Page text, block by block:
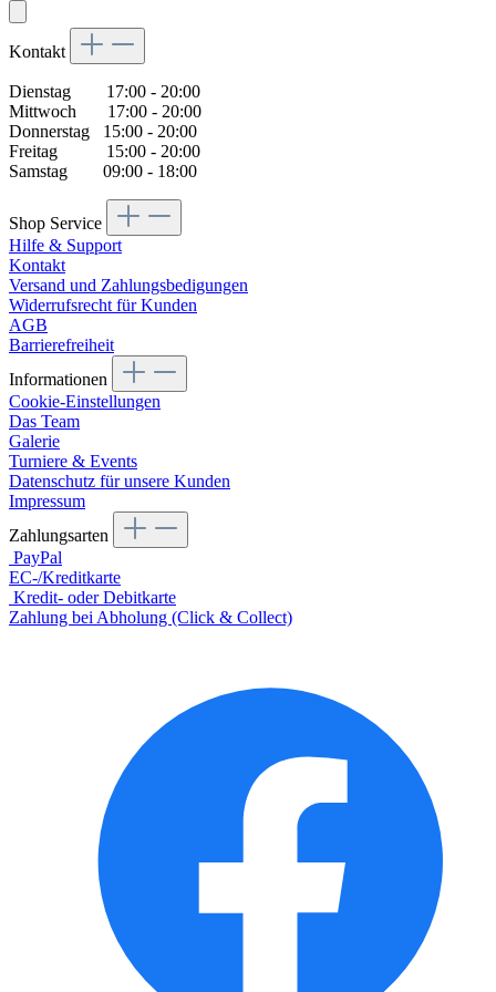
Kontakt
Dienstag 17:00 - 20:00
Mittwoch 17:00 - 20:00
Donnerstag 15:00 - 20:00
Freitag 15:00 - 20:00
Samstag 09:00 - 18:00
Shop Service
Hilfe & Support
Kontakt
Versand und Zahlungsbedigungen
Widerrufsrecht für Kunden
AGB
Barrierefreiheit
Informationen
Cookie-Einstellungen
Das Team
Galerie
Turniere & Events
Datenschutz für unsere Kunden
Impressum
Zahlungsarten
PayPal
EC-/Kreditkarte
Kredit- oder Debitkarte
Zahlung bei Abholung (Click & Collect)